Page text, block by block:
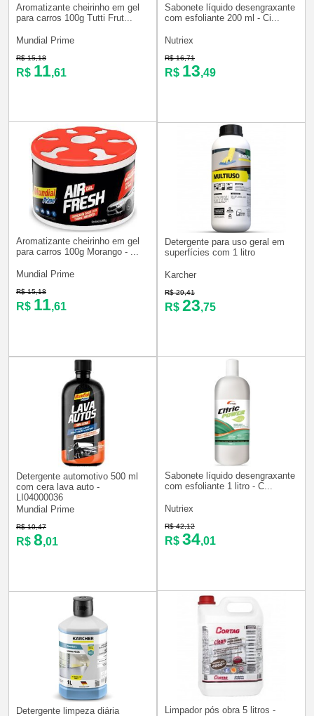
Aromatizante cheirinho em gel
para carros 100g Tutti Frut...
Mundial Prime
R$ 15,18
R$ 11,61
Sabonete líquido desengraxante
com esfoliante 200 ml - Ci...
Nutriex
R$ 16,71
R$ 13,49
Aromatizante cheirinho em gel
para carros 100g Morango - ...
Mundial Prime
R$ 15,18
R$ 11,61
Detergente para uso geral em
superfícies com 1 litro
Karcher
R$ 29,41
R$ 23,75
Detergente automotivo 500 ml
com cera lava auto -
LI04000036
Mundial Prime
R$ 10,47
R$ 8,01
Sabonete líquido desengraxante
com esfoliante 1 litro - C...
Nutriex
R$ 42,12
R$ 34,01
Detergente limpeza diária
Limpador pós obra 5 litros -